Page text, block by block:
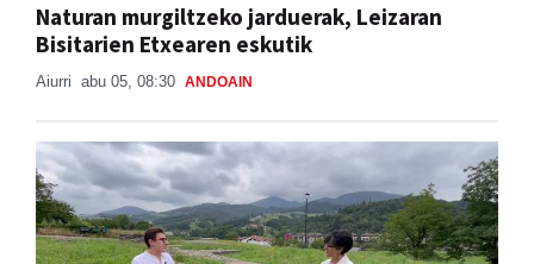
Naturan murgiltzeko jarduerak, Leizaran
Bisitarien Etxearen eskutik
Aiurri abu 05, 08:30 ANDOAIN